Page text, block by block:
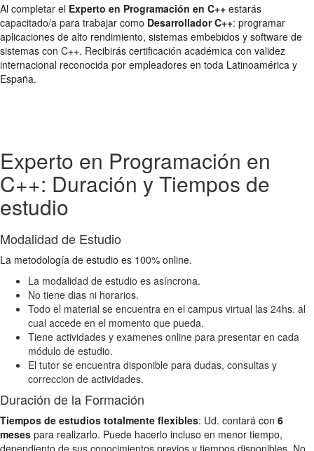
Al completar el Experto en Programación en C++ estarás
capacitado/a para trabajar como Desarrollador C++: programar
aplicaciones de alto rendimiento, sistemas embebidos y software de
sistemas con C++. Recibirás certificación académica con validez
internacional reconocida por empleadores en toda Latinoamérica y
España.
Experto en Programación en
C++: Duración y Tiempos de
estudio
Modalidad de Estudio
La metodología de estudio es 100% online.
La modalidad de estudio es asíncrona.
No tiene dias ni horarios.
Todo el material se encuentra en el campus virtual las 24hs. al
cual accede en el momento que pueda.
Tiene actividades y examenes online para presentar en cada
módulo de estudio.
El tutor se encuentra disponible para dudas, consultas y
correccion de actividades.
Duración de la Formación
Tiempos de estudios totalmente flexibles: Ud. contará con 6
meses para realizarlo. Puede hacerlo incluso en menor tiempo,
dependiento de sus conocimientos previos y tiempos disponibles. No